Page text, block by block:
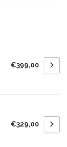
€399,00
€329,00